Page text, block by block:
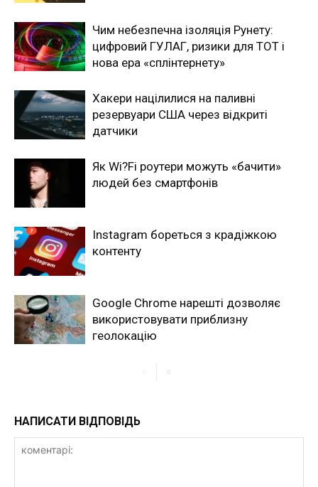
Чим небезпечна ізоляція Рунету:
цифровий ГУЛАГ, ризики для ТОТ і
нова ера «сплінтернету»
Хакери націлилися на паливні
резервуари США через відкриті
датчики
Як Wi?Fi роутери можуть «бачити»
людей без смартфонів
Instagram бореться з крадіжкою
контенту
Google Chrome нарешті дозволяє
використовувати приблизну
геолокацію
НАПИСАТИ ВІДПОВІДЬ